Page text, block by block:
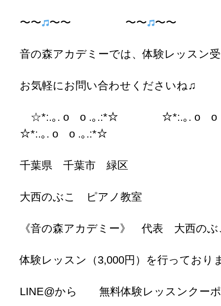
〜〜 〜〜 〜〜 〜〜
音の森アカデミーでは、体験レッスン
お気軽にお問い合わせくださいね♫
☆*:.｡. o o .｡.:*☆ ☆*:.｡. o
☆*:.｡. o o .｡.:*☆
千葉県 千葉市 緑区
大西のぶこ ピアノ教室
《音の森アカデミー》 代表 大西のぶ
体験レッスン（3,000円）を行っており
LINE@から 無料体験レッスンクーポ